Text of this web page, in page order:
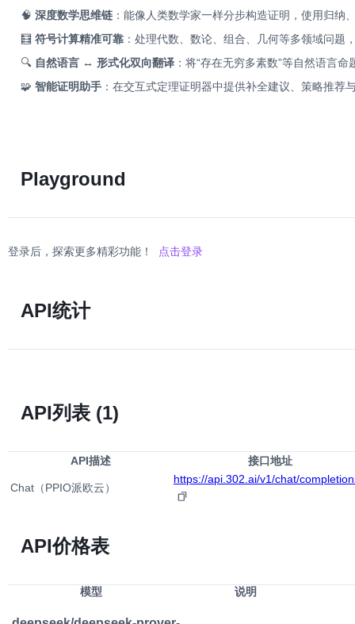
🧠 深度数学思维链 ：能像人类数学家一样分步构造证明，使用归纳
🧮 符号计算精准可靠 ：处理代数、数论、组合、几何等多领域问题
🔍 自然语言 ↔ 形式化双向翻译 ：将“存在无穷多素数”等自然语言
🧩 智能证明助手 ：在交互式定理证明器中提供补全建议、策略推荐
Playground
登录后，探索更多精彩功能！ 点击登录
API统计
API列表 (1)
API描述 接口地址
Chat（PPIO派欧云）
https://api.302.ai/v1/chat/
API价格表
模型 说明